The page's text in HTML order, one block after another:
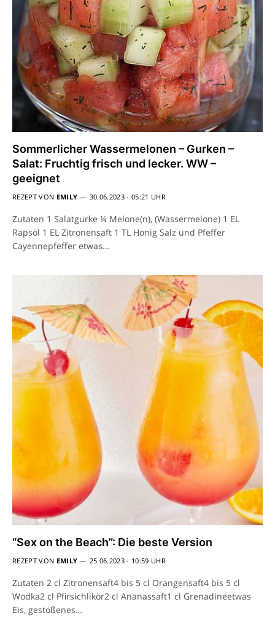
Sommerlicher Wassermelonen – Gurken –
Salat: Fruchtig frisch und lecker. WW –
geeignet
REZEPT VON EMILY 30.06.2023 - 05:21 UHR
Zutaten 1 Salatgurke ¼ Melone(n), (Wassermelone) 1 EL
Rapsöl 1 EL Zitronensaft 1 TL Honig Salz und Pfeffer
Cayennepfeffer etwas…
“Sex on the Beach”: Die beste Version
REZEPT VON EMILY 25.06.2023 - 10:59 UHR
Zutaten 2 cl Zitronensaft4 bis 5 cl Orangensaft4 bis 5 cl
Wodka2 cl Pfirsichlikör2 cl Ananassaft1 cl Grenadineetwas
Eis, gestoßenes…